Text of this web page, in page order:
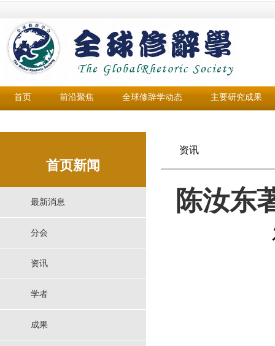
首页 前沿聚焦 全球修辞学动态 主要研究成果
首页新闻
最新消息
分会
资讯
学者
成果
资讯
陈汝东